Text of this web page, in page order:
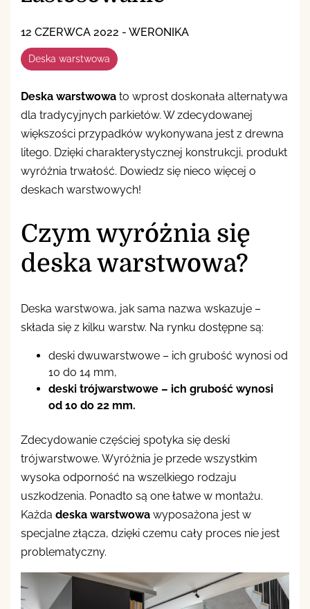
12 CZERWCA 2022 - WERONIKA
Deska warstwowa
Deska warstwowa to wprost doskonała alternatywa
dla tradycyjnych parkietów. W zdecydowanej
większości przypadków wykonywana jest z drewna
litego. Dzięki charakterystycznej konstrukcji, produkt
wyróżnia trwałość. Dowiedz się nieco więcej o
deskach warstwowych!
Czym wyróżnia się
deska warstwowa?
Deska warstwowa, jak sama nazwa wskazuje –
składa się z kilku warstw. Na rynku dostępne są:
deski dwuwarstwowe – ich grubość wynosi od
10 do 14 mm,
deski trójwarstwowe – ich grubość wynosi
od 10 do 22 mm.
Zdecydowanie częściej spotyka się deski
trójwarstwowe. Wyróżnia je przede wszystkim
wysoka odporność na wszelkiego rodzaju
uszkodzenia. Ponadto są one łatwe w montażu.
Każda deska warstwowa wyposażona jest w
specjalne złącza, dzięki czemu cały proces nie jest
problematyczny.